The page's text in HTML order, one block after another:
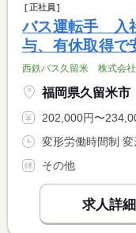
正社員
バス運転手 入
与、有休取得で
西鉄バス久留米 株式会社
福岡県久留米市
202,000円〜234,000円 ※フルタイム求
その他
求人詳